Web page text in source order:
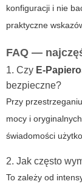
konfiguracji i nie
praktyczne
FAQ —
1. Czy E-
bezpieczne?
Przy
mocy i
świadomości
2. Jak często
To zależy od